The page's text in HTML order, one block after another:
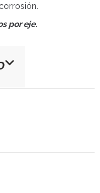
por eje.